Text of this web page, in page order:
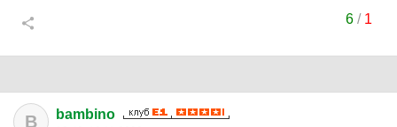
6/ 1
B bambino